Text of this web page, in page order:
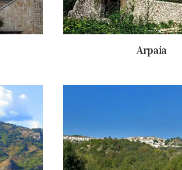
Arpaia